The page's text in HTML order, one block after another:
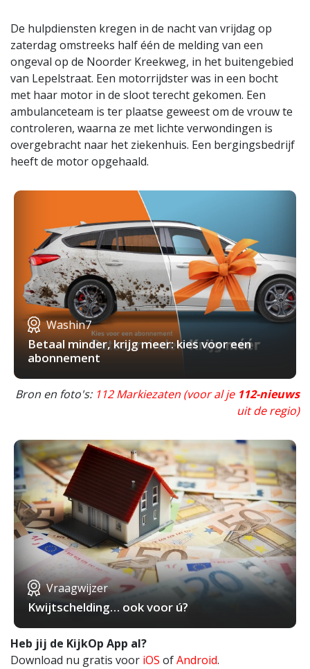
De hulpdiensten kregen in de nacht van vrijdag op
zaterdag omstreeks half één de melding van een
ongeval op de Noorder Kreekweg, in het buitengebied
van Lepelstraat. Een motorrijdster was in een bocht
met haar motor in de sloot terecht gekomen. Een
ambulanceteam is ter plaatse geweest om de vrouw te
controleren, waarna ze met lichte verwondingen is
overgebracht naar het ziekenhuis. Een bergingsbedrijf
heeft de motor opgehaald.
Washin7
Betaal minder, krijg meer: kies voor een
abonnement
Bron en foto's: 112 Markiezaten (voor al je 112-nieuws
uit de regio)
Vraagwijzer
Kwijtschelding… ook voor ú?
Heb jij de KijkOp App al?
Download nu gratis voor iOS ofAndroid.